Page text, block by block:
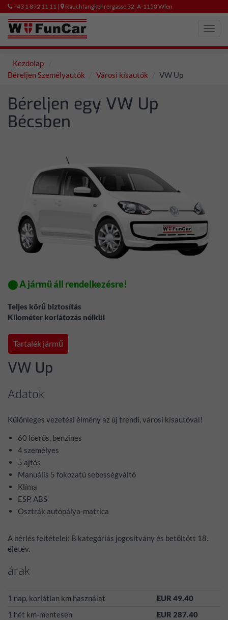
+43 1 892 11 11 | Rauchfangkehrergasse 32, A-1150 Wien
Kezdolap
Béreljen Személyautók
Városi kisautók VW Up
Béreljen egy VW Up
Bécsben
⬤ A jármü áll rendelkezésre!
Teljes körű biztosítás
Kilométer korlátozás nélkül
Tartalék jármű
VW Up
Adatok
Különleges vezetési élmény az új trendi, városi kisautóval!
60 lóerős, benzines
4 személyes
5 ajtós
Manuális 5 fokozatú sebességváltó
Klíma
ESP, ABS
Osztrák autópálya-matrica
A bérlés feltételei: B kategóriás jogosítvány és betöltött 18.
életév.
árak
1 nap, korlátlan km használat
EUR 49.40
1 hét km-mentesen
EUR 287.40